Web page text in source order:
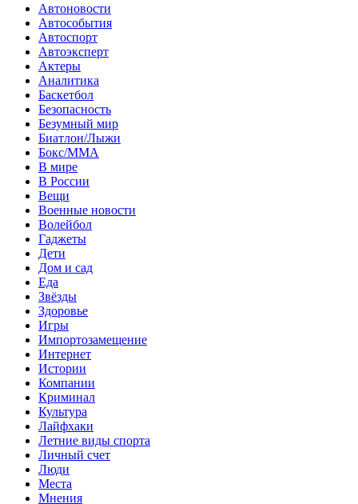
Автоновости
Автособытия
Автоспорт
Автоэксперт
Актеры
Аналитика
Баскетбол
Безопасность
Безумный мир
Биатлон/Лыжи
Бокс/MMA
В мире
В России
Вещи
Военные новости
Волейбол
Гаджеты
Дети
Дом и сад
Еда
Звёзды
Здоровье
Игры
Импортозамещение
Интернет
Истории
Компании
Криминал
Культура
Лайфхаки
Летние виды спорта
Личный счет
Люди
Места
Мнения